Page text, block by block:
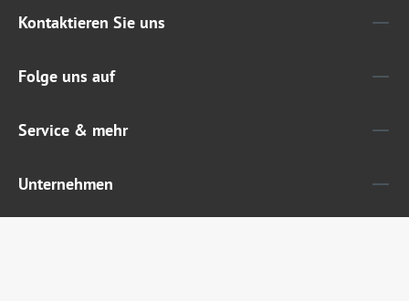
Kontaktieren Sie uns
Folge uns auf
Service & mehr
Unternehmen